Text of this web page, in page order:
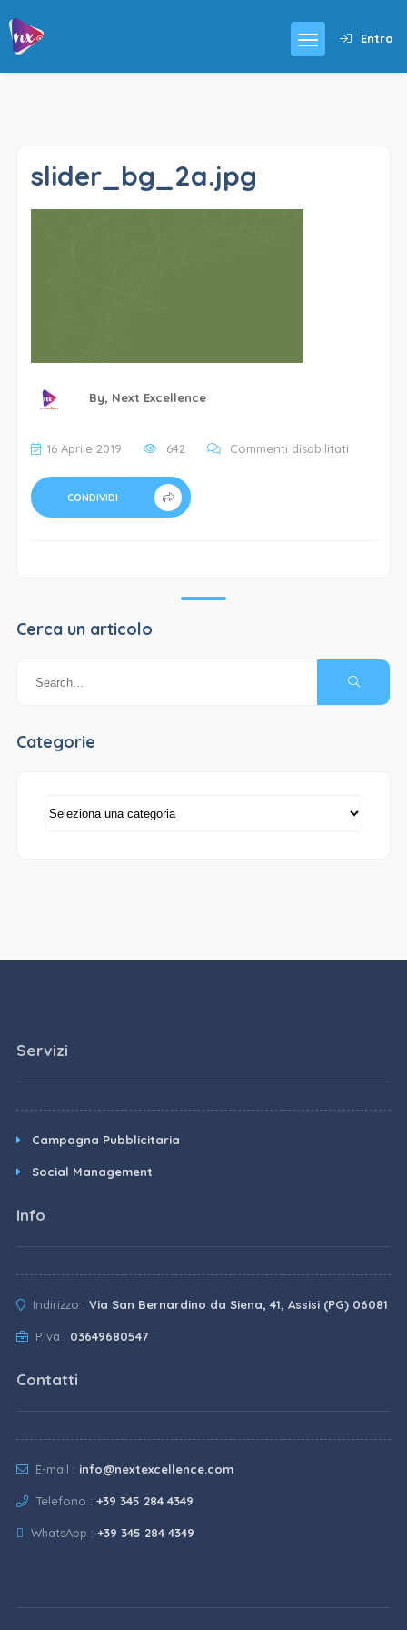
Entra
slider_bg_2a.jpg
By, Next Excellence
16 Aprile 2019 642 Commenti disabilitatisu
CONDIVIDI
Cerca un articolo
Categorie
Servizi
Campagna Pubblicitaria
Social Management
Info
Indirizzo : Via San Bernardino da Siena, 41, Assisi (PG) 06081
P.iva : 03649680547
Contatti
E-mail : info@nextexcellence.com
Telefono : +39 345 284 4349
WhatsApp : +39 345 284 4349